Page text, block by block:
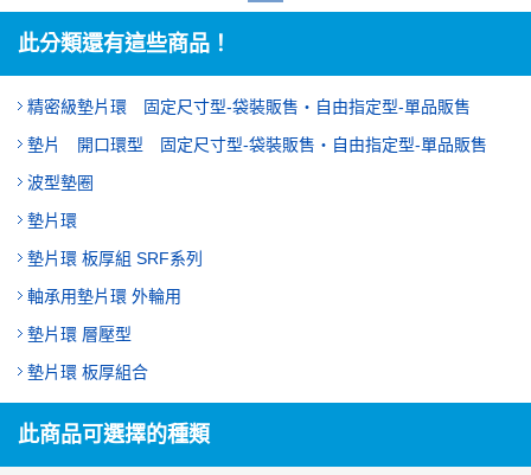
此分類還有這些商品！
精密級墊片環 固定尺寸型‐袋裝販售・自由指定型‐單品販售
墊片 開口環型 固定尺寸型‐袋裝販售・自由指定型‐單品販售
波型墊圈
墊片環
墊片環 板厚組 SRF系列
軸承用墊片環 外輪用
墊片環 層壓型
墊片環 板厚組合
此商品可選擇的種類